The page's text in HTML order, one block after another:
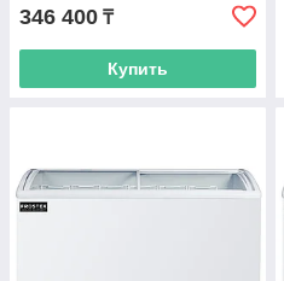
346 400 ₸
Купить